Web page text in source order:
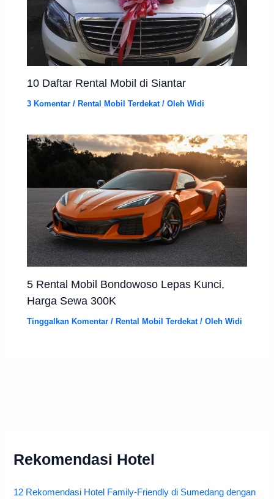
10 Daftar Rental Mobil di Siantar
3 Komentar / Rental Mobil Terdekat/ OlehWidi
5 Rental Mobil Bondowoso Lepas Kunci,
Harga Sewa 300K
Tinggalkan Komentar / Rental Mobil Terdekat/ OlehWidi
Rekomendasi Hotel
12 Rekomendasi Hotel Family-Friendly di Sumedang dengan